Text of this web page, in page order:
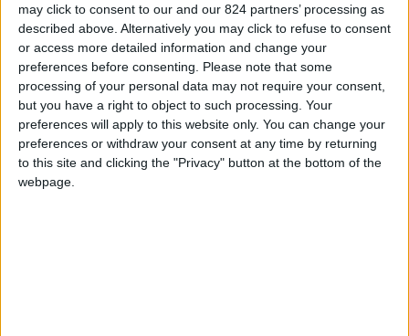
may click to consent to our and our 824 partners’ processing as
described above. Alternatively you may click to refuse to consent
or access more detailed information and change your
preferences before consenting.
Please note that some
processing of your personal data may not require your consent,
but you have a right to object to such processing. Your
preferences will apply to this website only. You can change your
preferences or withdraw your consent at any time by returning
to this site and clicking the "Privacy" button at the bottom of the
webpage.